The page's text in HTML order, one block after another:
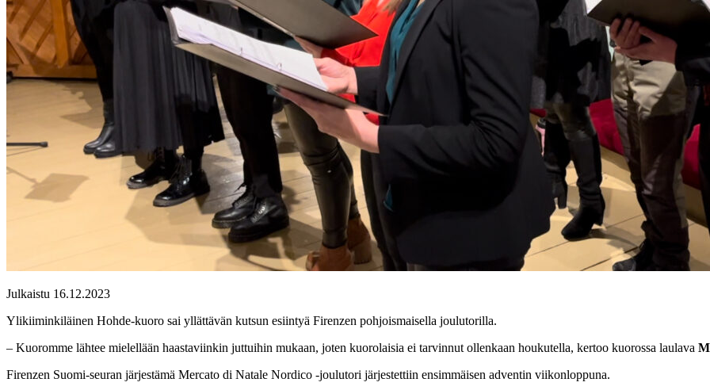
Julkaistu 16.12.2023
Ylikiiminkiläinen Hohde-kuoro sai yllättävän kutsun esiintyä Firenzen pohjoismaisella joulutorilla.
– Kuoromme lähtee mielellään haastaviinkin juttuihin mukaan, joten kuorolaisia ei tarvinnut ollenkaan houkutella, kertoo kuorossa laulava
Firenzen Suomi-seuran järjestämä Mercato di Natale Nordico -joulutori järjestettiin ensimmäisen adventin viikonloppuna.